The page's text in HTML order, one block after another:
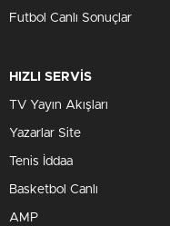
Futbol Canlı Sonuçlar
HIZLI SERVİS
TV Yayın Akışları
Yazarlar Site
Tenis İddaa
Basketbol Canlı
AMP